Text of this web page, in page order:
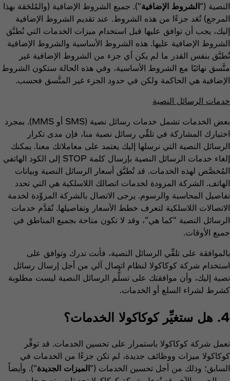
النصية ("الشروط الإضافية"). جميع الشروط الإضافية (والمُلحَقة بهذا
المرجع) تُعَد جزءًا من هذه الشروط. عند تقديم الشروط الإضافية
إليك، يجب أن توافق عليها قبل استخدام ميزات الخدمات التي تُطبَّق
الشروط الإضافية عليها. هذه الشروط الأساسية والشروط الإضافية
تُطبَّق بنفس القدر ما لم يكن أي جزء من الشروط الإضافية غير
متَّسق نهائيًا مع الشروط الأساسية، وفي هذه الحالة ستكون الشروط
الإضافية هي الحاكمة ولكن في حدود الجزء غير المتَّسق فحسب.
خدمات الرسائل النصية
بعض الخدمات تشمل خدمات رسائل نصية (SMS أو MMS). بمجرد
اختيارك المشاركة في تلقِّي رسائل نصية منا، فإن مدى تكرار
الرسائل النصية التي نرسلها إليك يعتمد على معاملاتك معنا. يمكنك
إلغاء خدمات الرسائل النصية بإرسال كلمة STOP إلى الكود الهاتفي
المُخصَّص لهذه الخدمات. قد تُطبَّق أسعار الرسائل النصية وبيانات
الهاتف. الشركة المزودة لخدمات اتصالك اللاسلكية هي التي تحدد
تفاصيل المحاسبة والرسوم. يرجى الاتصال بالشركة المزوِّدة لخدمة
الاتصالات اللاسلكية لتعرف خطط الأسعار وتفاصيلها. تُقدَّم خدمات
الرسائل النصية "كما هي"، وقد لا تكون متاحة بجميع المناطق في
جميع الأوقات.
بالموافقة على تلقِّي الرسائل النصية، فأنت تدرك وتوافق على
استخدام شركة كوكاكولا لنظام اتصال آلي من أجل إرسال رسائل
نصية إليك، وأن موافقتك على تسلُّم الرسائل النصية ليست مطلوبة
كشرط لشراء السلع أو الخدمات.
4. هل ستغيِّر كوكاكولا الخدمات؟
تعمل شركة كوكاكولا باستمرار على تحسين الخدمات. قد توفِّر
كوكاكولا ميزات ووظائف جديدة، لم تكن جزءًا من الخدمات في
السابق؛ وذلك من أجل تحسين الخدمات ("الميزات الجديدة"). وأيضاً